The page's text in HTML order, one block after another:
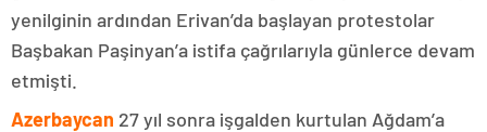
yenilginin ardından Erivan’da başlayan protestolar
Başbakan Paşinyan’a istifa çağrılarıyla günlerce devam
etmişti.
Azerbaycan 27 yıl sonra işgalden kurtulan Ağdam’a